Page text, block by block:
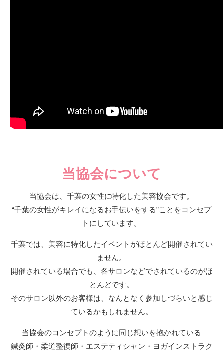
当協会について
当協会は、千葉の女性に特化した美容協会です。
“千葉の女性がキレイになるお手伝いをする”ことをコンセプ
トにしています。
千葉では、美容に特化したイベントがほとんど開催されてい
ません。
開催されている場合でも、各サロンなどでされているのがほ
とんどです。
そのサロン以外のお客様は、なんとなく参加しづらいと感じ
ているかもしれません。
当協会のコンセプトのように同じ想いを抱かれている
鍼灸師・柔道整復師・エステティシャン・ヨガインストラク